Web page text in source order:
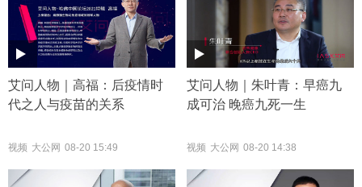
艾问人物｜高福：后疫情时
代之人与疫苗的关系
视频 大公网 08-20 15:49
艾问人物｜朱叶青：早癌九
成可治 晚癌九死一生
视频 大公网 08-20 14:38